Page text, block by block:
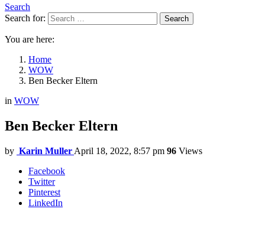
Search
Search for:
Search
You are here:
Home
WOW
Ben Becker Eltern
in WOW
Ben Becker Eltern
by Karin Muller April 18, 2022, 8:57 pm 96 Views
Facebook
Twitter
Pinterest
LinkedIn